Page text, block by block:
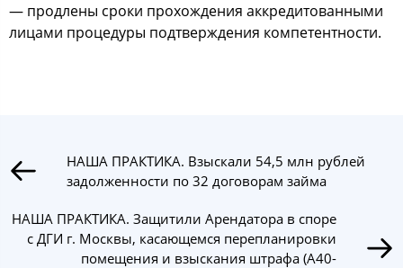
— продлены сроки прохождения аккредитованными
лицами процедуры подтверждения компетентности.
НАША ПРАКТИКА. Взыскали 54,5 млн рублей
задолженности по 32 договорам займа
НАША ПРАКТИКА. Защитили Арендатора в споре
с ДГИ г. Москвы, касающемся перепланировки
помещения и взыскания штрафа (А40-